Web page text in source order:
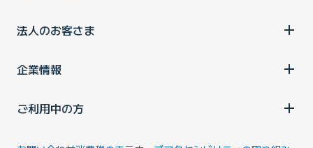
法人のお客さま
企業情報
ご利用中の方